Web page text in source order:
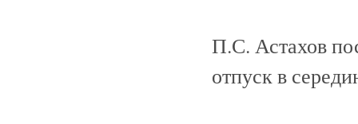
П.С. Астахов
отпуск в